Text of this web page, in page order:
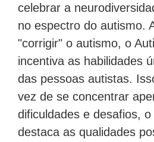
celebrar a
no espectro do autismo.
"corrigir" o autismo, o
incentiva as habilidades
das pessoas autistas.
vez de se concentrar
dificuldades e desafios,
destaca as qualidades